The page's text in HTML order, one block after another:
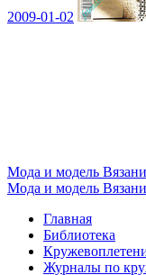
2009-01-02
Мода и модель
Мода и модель
Главная
Библиотека
Журналы по